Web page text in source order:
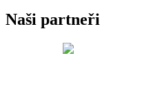
Naši partneři